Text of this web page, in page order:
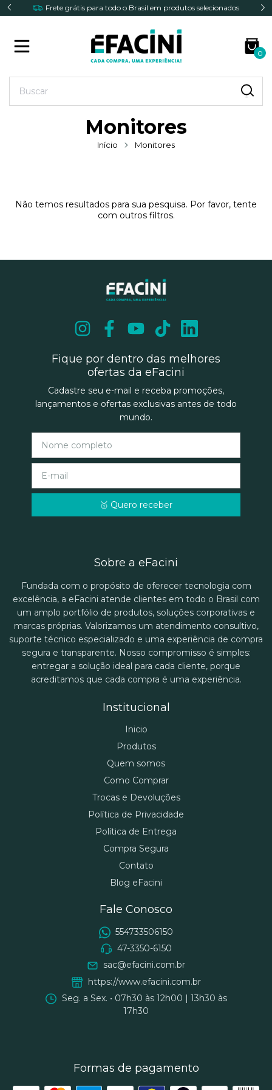
Frete grátis para todo o Brasil em produtos selecionados
0
Monitores
Início Monitores
Não temos resultados para sua pesquisa. Por favor, tente
com outros filtros.
Fique por dentro das melhores
ofertas da eFacini
Cadastre seu e-mail e receba promoções,
lançamentos e ofertas exclusivas antes de todo
mundo.
Sobre a eFacini
Fundada com o propósito de oferecer tecnologia com
excelência, a eFacini atende clientes em todo o Brasil com
um amplo portfólio de produtos, soluções corporativas e
marcas próprias. Valorizamos um atendimento consultivo,
suporte técnico especializado e uma experiência de compra
segura e transparente. Nosso compromisso é simples:
entregar a solução ideal para cada cliente, porque
acreditamos que cada compra é uma experiência.
Institucional
Inicio
Produtos
Quem somos
Como Comprar
Trocas e Devoluções
Política de Privacidade
Política de Entrega
Compra Segura
Contato
Blog eFacini
Fale Conosco
554733506150
47-3350-6150
sac@efacini.com.br
https://www.efacini.com.br
Seg. a Sex. • 07h30 às 12h00 | 13h30 às
17h30
Formas de pagamento